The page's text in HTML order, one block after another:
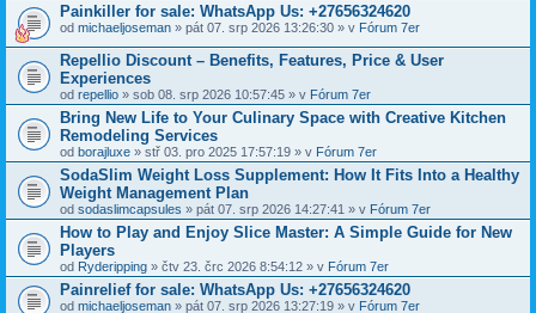
Painkiller for sale: WhatsApp Us: +27656324620
od michaeljoseman » pát 07. srp 2026 13:26:30 » v Fórum 7er
Repellio Discount – Benefits, Features, Price & User
Experiences
od repellio » sob 08. srp 2026 10:57:45 » v Fórum 7er
Bring New Life to Your Culinary Space with Creative Kitchen
Remodeling Services
od borajluxe » stř 03. pro 2025 17:57:19 » v Fórum 7er
SodaSlim Weight Loss Supplement: How It Fits Into a Healthy
Weight Management Plan
od sodaslimcapsules » pát 07. srp 2026 14:27:41 » v Fórum 7er
How to Play and Enjoy Slice Master: A Simple Guide for New
Players
od Ryderipping » čtv 23. črc 2026 8:54:12 » v Fórum 7er
Painrelief for sale: WhatsApp Us: +27656324620
od michaeljoseman » pát 07. srp 2026 13:27:19 » v Fórum 7er